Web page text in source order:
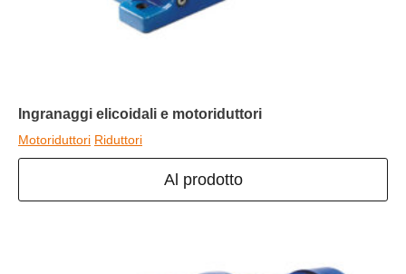
Ingranaggi elicoidali e motoriduttori
Motoriduttori Riduttori
Al prodotto